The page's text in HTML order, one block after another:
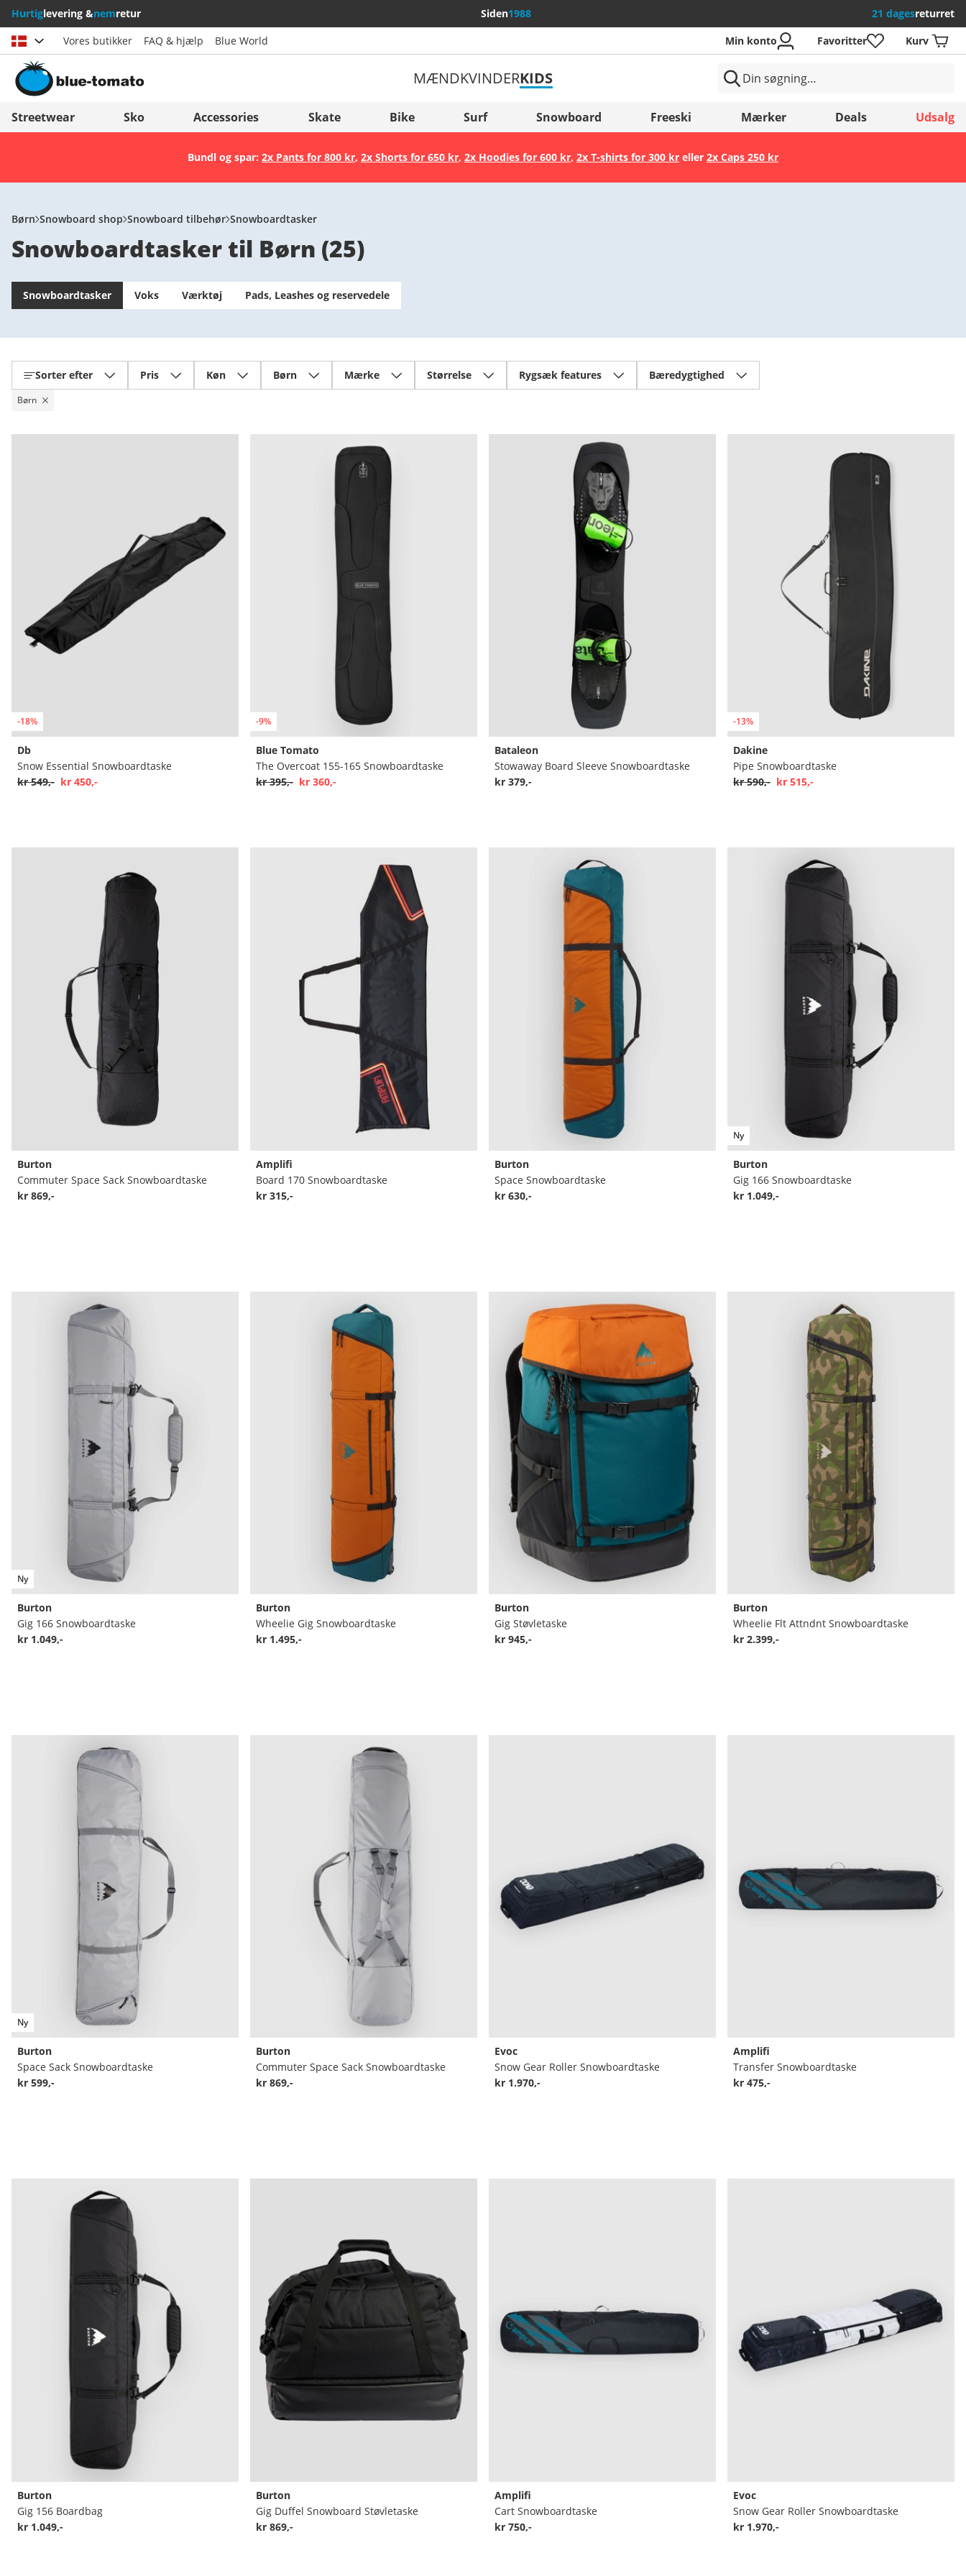
Hurtiglevering &nemretur Siden1988 21 dagesreturret
Vælg land
Österreich
Svizzera (Italiano)
France
Italia (Italiano)
Italien (Deutsch)
Suomi
United Kingdom
Slovenija
België (Nederlands)
Norge
Gem
Vores butikker FAQ & hjælp Blue World Min konto Favoritter Kurv
MÆNDKVINDERKIDS
Streetwear Sko Accessories Skate Bike Surf Snowboard Freeski Mærker Deals Udsalg
Bundl og spar: 2x Pants for 800 kr, 2x Shorts for 650 kr, 2x Hoodies for 600 kr, 2x T-shirts for 300 kreller 2x Caps 250 kr
Børn Snowboard shop Snowboard tilbehør Snowboardtasker
Snowboardtasker til Børn (25)
Snowboardtasker Voks Værktøj Pads, Leashes og reservedele
Sorter efter Pris Køn Børn Mærke Størrelse Rygsæk features Bæredygtighed
Børn
-18%
Db
Snow Essential Snowboardtaske
kr 549,- kr 450,-
-9%
Blue Tomato
The Overcoat 155-165 Snowboardtaske
kr 395,- kr 360,-
Bataleon
Stowaway Board Sleeve Snowboardtaske
kr 379,-
-13%
Dakine
Pipe Snowboardtaske
kr 590,- kr 515,-
Burton
Commuter Space Sack Snowboardtaske
kr 869,-
Amplifi
Board 170 Snowboardtaske
kr 315,-
Burton
Space Snowboardtaske
kr 630,-
Ny
Burton
Gig 166 Snowboardtaske
kr 1.049,-
Ny
Burton
Gig 166 Snowboardtaske
kr 1.049,-
Burton
Wheelie Gig Snowboardtaske
kr 1.495,-
Burton
Gig Støvletaske
kr 945,-
Burton
Wheelie Flt Attndnt Snowboardtaske
kr 2.399,-
Ny
Burton
Space Sack Snowboardtaske
kr 599,-
Burton
Commuter Space Sack Snowboardtaske
kr 869,-
Evoc
Snow Gear Roller Snowboardtaske
kr 1.970,-
Amplifi
Transfer Snowboardtaske
kr 475,-
Burton
Gig 156 Boardbag
kr 1.049,-
Burton
Gig Duffel Snowboard Støvletaske
kr 869,-
Amplifi
Cart Snowboardtaske
kr 750,-
Evoc
Snow Gear Roller Snowboardtaske
kr 1.970,-